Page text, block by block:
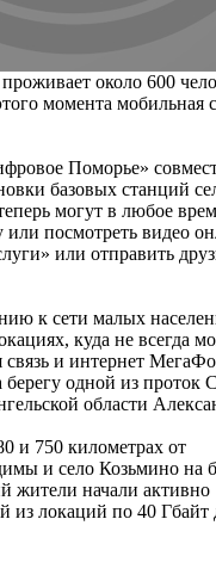
около 600
момента мобильная
Поморье»
базовых станций
могут в любое
посмотреть видео
или отправить
к сети малых
куда не всегда
и интернет
одной из проток
области
и 750 километрах от
и село Козьмино на
жители начали активно
из локаций по 40